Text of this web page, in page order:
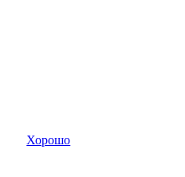
Хорошо